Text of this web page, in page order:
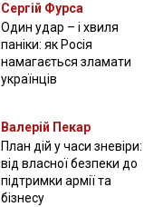
Сергій Фурса
Один удар – і хвиля
паніки: як Росія
намагається зламати
українців
Валерій Пекар
План дій у часи зневіри:
від власної безпеки до
підтримки армії та
бізнесу